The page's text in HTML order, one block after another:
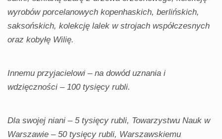
wyrobów porcelanowych kopenhaskich, berlińskich,
saksońskich, kolekcję lalek w strojach współczesnych
oraz kobyłę Wilię.
Innemu przyjacielowi – na dowód uznania i
wdzięczności – 100 tysięcy rubli.
Dla swojej niani – 5 tysięcy rubli, Towarzystwu Nauk w
Warszawie – 50 tysięcy rubli, Warszawskiemu